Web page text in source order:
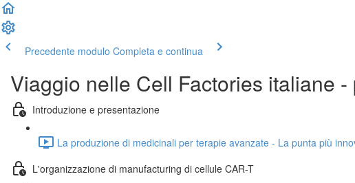
Precedente modulo Completa e continua
Viaggio nelle Cell Factories italiane
Introduzione e presentazione
La produzione di medicinali per terapie avanzate - La punta più
L'organizzazione di manufacturing di cellule CAR-T